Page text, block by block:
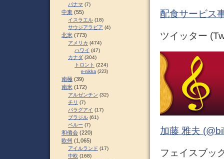
配食サービス
ツイッター
加藤 雅夫
フェイスブッ
パナマ (7)
中東 (55)
イスラエル (18)
サウジアラビア (4)
北米 (773)
アメリカ (474)
ハワイ (47)
カナダ (304)
トロント (224)
e-nikka (223)
南極 (39)
南米 (172)
アルゼンチン (32)
チリ (7)
パラグアイ (17)
ブラジル (61)
ペルー (7)
和僑会 (220)
欧州 (1,065)
アイルランド (17)
中欧 (168)